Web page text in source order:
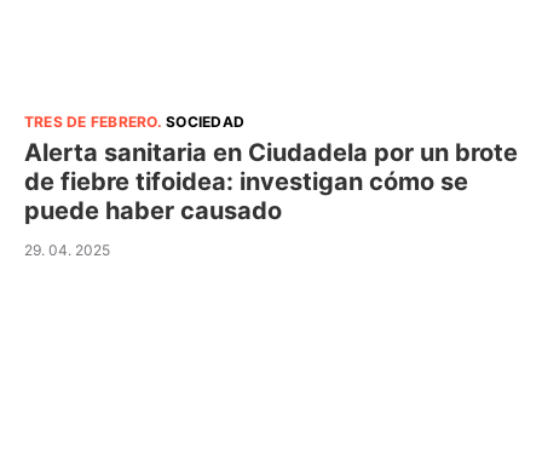
TRES DE FEBRERO.SOCIEDAD
Alerta sanitaria en Ciudadela por un brote
de fiebre tifoidea: investigan cómo se
puede haber causado
29. 04. 2025